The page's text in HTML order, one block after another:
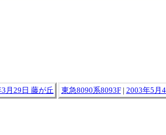
3月29日 藤が丘 東急8090系8093F| 2003年5月